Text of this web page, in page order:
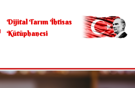
Dijital Tarım İhtisas
Kütüphanesi